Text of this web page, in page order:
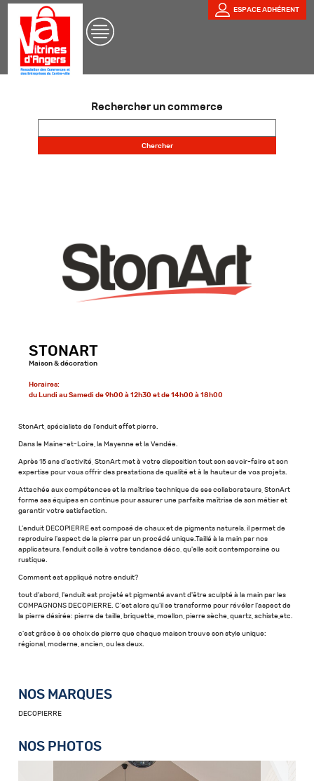
ESPACE ADHÉRENT
Rechercher un commerce
STONART
Maison & décoration
Horaires:
du Lundi au Samedi de 9h00 à 12h30 et de 14h00 à 18h00
StonArt, spécialiste de l'enduit effet pierre.
Dans le Maine-et-Loire, la Mayenne et la Vendée.
Après 15 ans d'activité, StonArt met à votre disposition tout son savoir-faire et son
expertise pour vous offrir des prestations de qualité et à la hauteur de vos projets.
Attachée aux compétences et la maîtrise technique de ses collaborateurs, StonArt
forme ses équipes en continue pour assurer une parfaite maîtrise de son métier et
garantir votre satisfaction.
L'enduit DECOPIERRE est composé de chaux et de pigments naturels, il permet de
reproduire l'aspect de la pierre par un procédé unique.Taillé à la main par nos
applicateurs, l'enduit colle à votre tendance déco, qu'elle soit contemporaine ou
rustique.
Comment est appliqué notre enduit?
tout d'abord, l'enduit est projeté et pigmenté avant d'être sculpté à la main par les
COMPAGNONS DECOPIERRE. C'est alors qu'il se transforme pour révéler l'aspect de
la pierre désirée: pierre de taille, briquette, moellon, pierre sèche, quartz, schiste,etc.
c'est grâce à ce choix de pierre que chaque maison trouve son style unique:
régional, moderne, ancien, ou les deux.
NOS MARQUES
DECOPIERRE
NOS PHOTOS